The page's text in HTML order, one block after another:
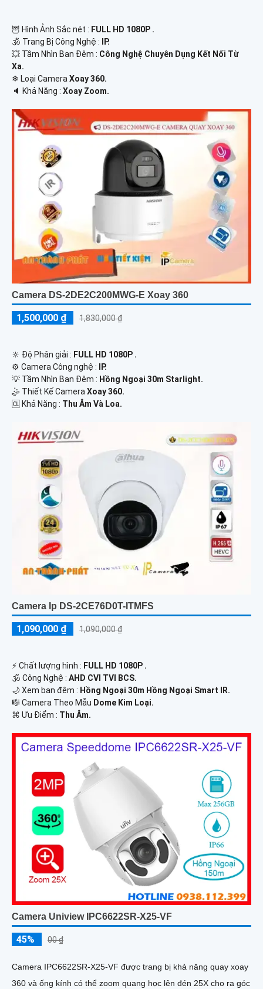
🦉 Hình Ảnh Sắc nét : FULL HD 1080P .
🕉️ Trang Bị Công Nghệ :
IP.
💥 Tầm Nhìn Ban Đêm : Công Nghệ Chuyên Dụng Kết Nối Từ
Xa.
❄ Loại Camera Xoay 360.
️🔈 Khả Năng : Xoay Zoom.
Camera DS-2DE2C200MWG-E Xoay 360
1,500,000 ₫ 1,830,000 ₫
🔆 Độ Phân giải : FULL HD 1080P .
⚙ Camera Công nghệ :
IP.
💡 Tầm Nhìn Ban Đêm : Hồng Ngoại 30m Starlight.
🤹 Thiết Kế Camera Xoay 360.
️🆑 Khả Năng : Thu Âm Và Loa.
Camera Ip DS-2CE76D0T-ITMFS
1,090,000 ₫ 1,090,000 ₫
️⚡ Chất lượng hình : FULL HD 1080P .
🕉️ Công Nghệ : AHD CVI TVI BCS.
🌙 Xem ban đêm : Hồng Ngoại 30m Hồng Ngoại Smart IR.
🎼️ Camera Theo Mẫu Dome Kim Loại.
️⌘ Ưu Điểm : Thu Âm.
Camera Uniview IPC6622SR-X25-VF
45% 00 ₫
Camera IPC6622SR-X25-VF được trang bị khả năng quay xoay
360 và ống kính có thể zoom quang học lên đén 25X cho ra góc